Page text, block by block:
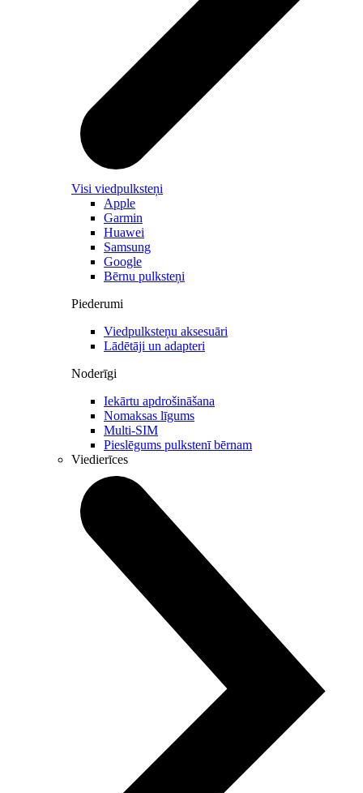
Visi viedpulksteņi
Apple
Garmin
Huawei
Samsung
Google
Bērnu pulksteņi
Piederumi
Viedpulksteņu aksesuāri
Lādētāji un adapteri
Noderīgi
Iekārtu apdrošināšana
Nomaksas līgums
Multi-SIM
Pieslēgums pulkstenī bērnam
Viedierīces